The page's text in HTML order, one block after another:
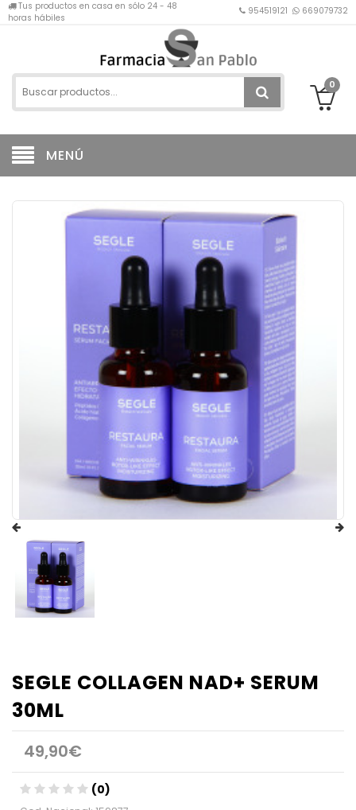
Tus productos en casa en sólo 24 - 48
horas hábiles
954519121 669079732
0
MENÚ
SEGLE COLLAGEN NAD+ SERUM
30ML
49,90€
(0)